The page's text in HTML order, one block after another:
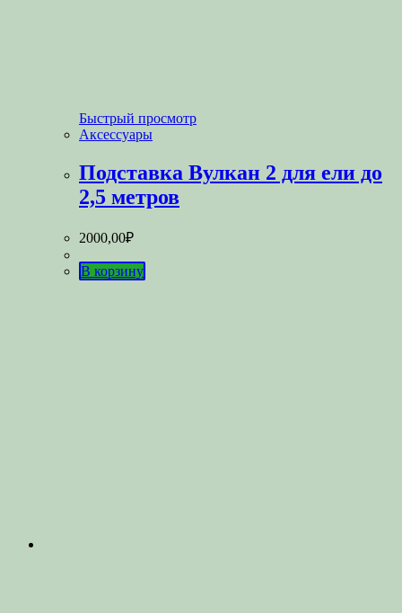
Быстрый просмотр
Аксессуары
Подставка Вулкан 2 для ели до
2,5 метров
2000,00₽
В корзину